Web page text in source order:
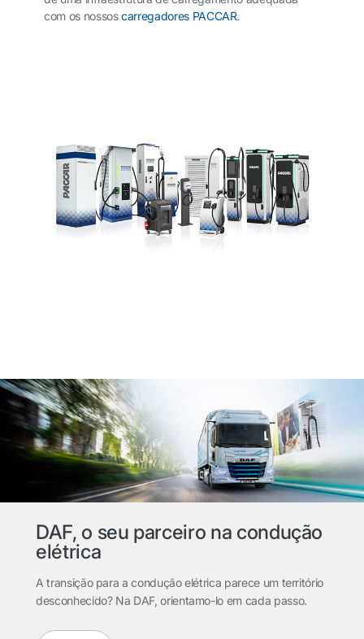
com os nossoscarregadores PACCAR.
DAF, o seu parceiro na condução
elétrica
A transição para a condução elétrica parece um território
desconhecido? Na DAF, orientamo-lo em cada passo.